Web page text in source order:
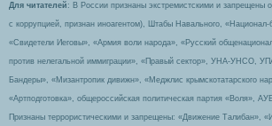
Для читателей : В России признаны экстремистскими и запрещены
с коррупцией, признан иноагентом), Штабы Навального, «Национал-
«Свидетели Иеговы», «Армия воли народа», «Русский
против нелегальной иммиграции», «Правый сектор», УНА-УНСО,
Бандеры», «Мизантропик дивижн», «Меджлис крымскотатарского
«Артподготовка», общероссийская политическая партия «Воля»,
Признаны террористическими и запрещены: «Движение Талибан»,